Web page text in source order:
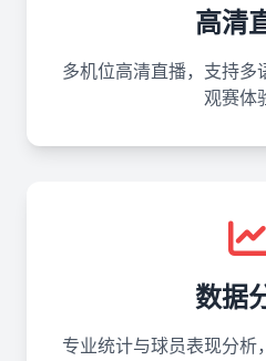
高清
多机位高清直播，支持多
观赛体
数据
专业统计与球员表现分析